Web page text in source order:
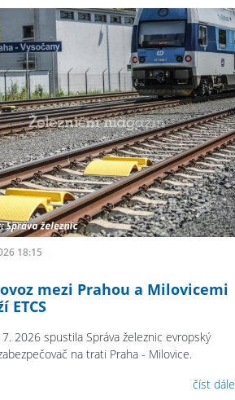
18:15
mezi Prahou a Milovicemi
ETCS
2026 spustila Správa železnic evropský
na trati Praha - Milovice.
číst dále